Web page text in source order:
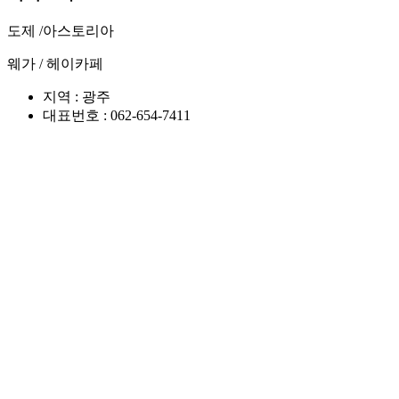
도제 /아스토리아
웨가 /헤이카페
지역 : 광주
대표번호 : 062-654-7411